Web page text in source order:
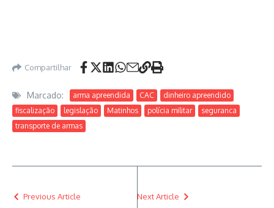
Compartilhar
Marcado: arma apreendida CAC
dinheiro apreendido
fiscalização
legislação Matinhos polícia militar
seguranca
transporte de armas
Previous Article Next Article